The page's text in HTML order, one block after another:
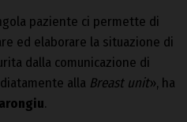
paziente ci permette di
ed elaborare la situazione di
dalla comunicazione di
alla Breast unit», ha
.